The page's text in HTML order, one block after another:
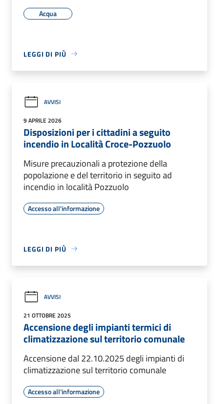
Acqua
LEGGI DI PIÙ
AVVISI
9 APRILE 2026
Disposizioni per i cittadini a seguito
incendio in Località Croce-Pozzuolo
Misure precauzionali a protezione della
popolazione e del territorio in seguito ad
incendio in località Pozzuolo
Accesso all'informazione
LEGGI DI PIÙ
AVVISI
21 OTTOBRE 2025
Accensione degli impianti termici di
climatizzazione sul territorio comunale
Accensione dal 22.10.2025 degli impianti di
climatizzazione sul territorio comunale
Accesso all'informazione